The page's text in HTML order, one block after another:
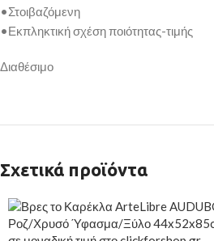
•Στοιβαζόμενη
•Εκπληκτική σχέση ποιότητας-τιμής
Διαθέσιμο
Σχετικά προϊόντα